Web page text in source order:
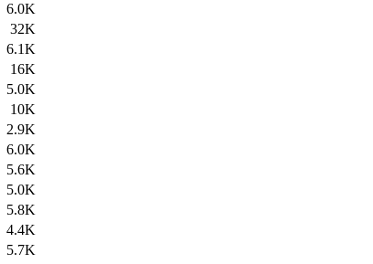
6.0K
32K
6.1K
16K
5.0K
10K
2.9K
6.0K
5.6K
5.0K
5.8K
4.4K
5.7K